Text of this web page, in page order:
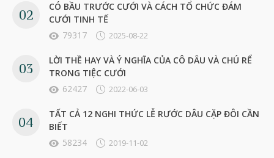
CÓ BẦU TRƯỚC CƯỚI VÀ CÁCH TỔ CHỨC ĐÁM
CƯỚI TINH TẾ
79317
2025-08-22
LỜI THỀ HAY VÀ Ý NGHĨA CỦA CÔ DÂU VÀ CHÚ RỂ
TRONG TIỆC CƯỚI
62427
2022-06-03
TẤT CẢ 12 NGHI THỨC LỄ RƯỚC DÂU CẶP ĐÔI CẦN
BIẾT
58234
2019-11-02